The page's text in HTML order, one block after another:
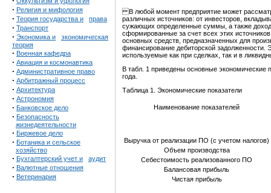
· Религия и мифология
· Теория государства и права
· Транспорт
· Экономика и
экономическая
теория
· Военная кафедра
· Авиация и космонавтика
· Административное право
· Арбитражный процесс
· Архитектура
· Астрономия
· Банковское дело
· Безопасность
жизнедеятельности
· Биржевое дело
· Ботаника и сельское
хозяйство
· Бухгалтерский учет и аудит
· Валютные отношения
· Ветеринария
В любой момент предприятие может
различных источников: от инвесторов,
сужающих определенные суммы, а также
сформированные за счет всех этих
основных средств, предназначенных для
финансирование дебиторской задолженности.
используемые как при сделках, так и в
В табл. 1 приведены основные
года.
Таблица 1. Экономические показатели
Наименование показателей
Выручка от реализации ПО (с учетом налогов)
Объем производства
Себестоимость реализованного ПО
Балансовая прибыль
Чистая прибыль